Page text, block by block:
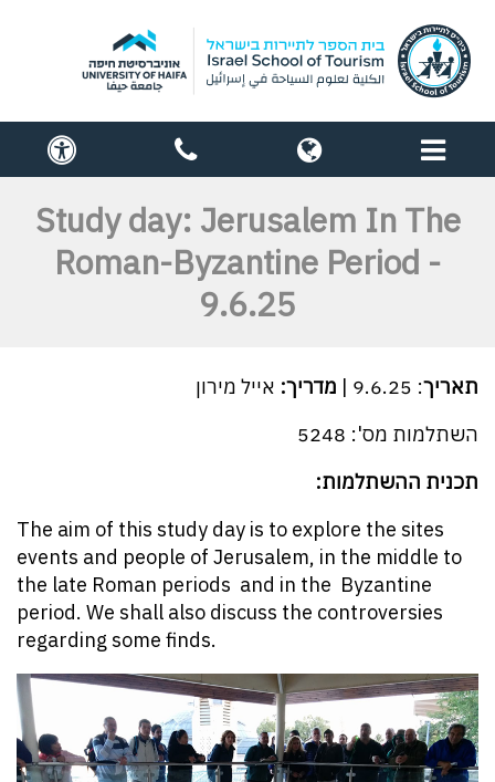
תפריט globe
contact
us
Study day: Jerusalem In The
Roman-Byzantine Period -
9.6.25
תאריך: 9.6.25 | מדריך: אייל מירון
השתלמות מס': 5248
תכנית ההשתלמות:
The aim of this study day is to explore the sites
events and people of Jerusalem, in the middle to
the late Roman periods and in the Byzantine
period. We shall also discuss the controversies
regarding some finds.